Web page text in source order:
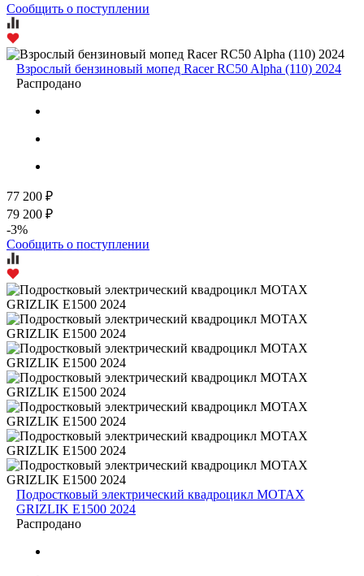
Сообщить о поступлении
Взрослый бензиновый мопед Racer RC50 Alpha (110) 2024
Распродано
77 200 ₽
79 200 ₽
-3%
Сообщить о поступлении
Подростковый электрический квадроцикл MOTAX
GRIZLIK E1500 2024
Распродано